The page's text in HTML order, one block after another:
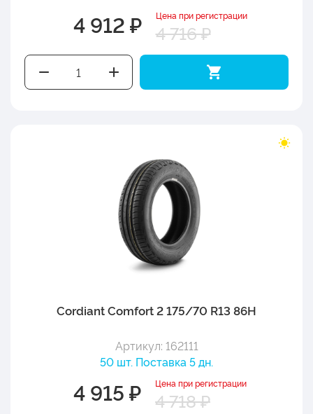
4 912 ₽ Цена при регистрации
4 716 ₽
Cordiant Comfort 2 175/70 R13 86H
Артикул: 162111
50 шт. Поставка 5 дн.
4 915 ₽ Цена при регистрации
4 718 ₽